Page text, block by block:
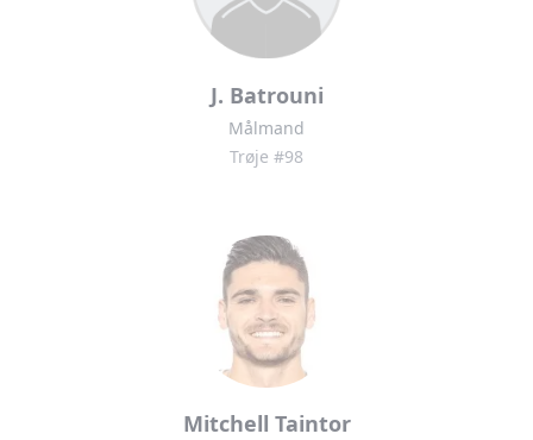
J. Batrouni
Målmand
Trøje #98
Mitchell Taintor